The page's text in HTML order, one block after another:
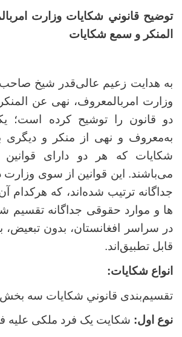
توضیح قانوني شکایات وزارت
المنکر و سمع شکایات
به هدایت زعیم عالی‌قدر شیخ صاحب
وزارت امربالمعروف، نهی عن
دو قانون را توشیح کرده است؛
به‌معروف و نهی از منکر و دیگری
شکایات که هر دو دارای
می‌باشند. این قوانین از سوی
جداگانه ترتیب شده‌اند، که هرکدام
ها و موارد حقوقی جداگانه تقسیم
در سراسر افغانستان، بدون تبعیض،
قابل تطبیق‌اند.
انواع شکایات:
تقسیم‌بندی قانوني شکایات سه
نوع اول: شکایت یک فرد ملکی علیه